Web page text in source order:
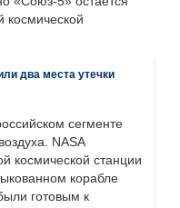
космической
два места утечки
сегменте
NASA
космической станции
корабле
готовым к